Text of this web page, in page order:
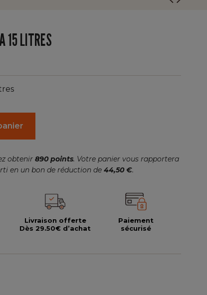
15 LITRES
obtenir 890 points. Votre panier vous rapportera
en un bon de réduction de 44,50 €.
Livraison offerte
Dès 29.50€ d’achat
Paiement
sécurisé